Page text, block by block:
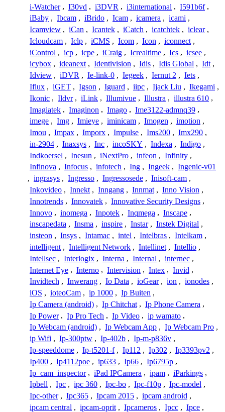
i-Watcher , I30vd , i3DVR , i3international , I591b6f ,
iBaby , Ibcam , iBrido , Icam , icamera , icami ,
Icamview , iCan , Icantek , iCatch , icatchtek , iclear ,
Icloudcam , Iclp , iCMS , Icom , Icon , iconnect ,
iControl , icp , icpe , iCraig , Icrealtime , Ics , icsee ,
icybox , ideanext , Identivision , Idis , Idis Global , Idt ,
Idview , iDVR , Ie-link-0 , Iegeek , Iernut 2 , Iets ,
Iflux , iGET , Igson , Iguard , iipc , Ijack Liu , Ikegami ,
Ikonic , Ildvr , iLink , Illumivue , Illustra , illustra 610 ,
Imagiatek , Imaginon , Imago , Ime3122-admnq39 ,
imege , Img , Imieye , iminicam , Imogen , imotion ,
Imou , Impax , Imporx , Impulse , Ims200 , Imx290 ,
in-2904 , Inaxsys , Inc , incoSKY , Indexa , Indigo ,
Indkoersel , Inesun , iNextPro , infeon , Infinity ,
Infinova , Infocus , infotech , Ing , Ingeek , Ingenic-v01
, ingrasys , Ingresso , Ingressosede , Inisoft-cam ,
Inkovideo , Innekt , Inngang , Innmat , Inno Vision ,
Innotrends , Innovatek , Innovative Security Designs ,
Innovo , inomega , Inpotek , Inqmega , Inscape ,
inscapedata , Insma , inspire , Instar , Instek Digital ,
insteon , Insys , Intamac , intel , Intelbras , Intelkam ,
intelligent , Intelligent Network , Intellinet , Intellio ,
Intellsec , Interlogix , Interna , Internal , internec ,
Internet Eye , Interno , Intervision , Intex , Invid ,
Invidtech , Inwerang , Io Data , ioGear , ion , ionodes ,
iOS , ioteoCam , ip 1000 , Ip Buiten ,
Ip Camera (android) , Ip Chitchat , Ip Phone Camera ,
Ip Power , Ip Pro Tech , Ip Video , ip wamato ,
Ip Webcam (android) , Ip Webcam App , Ip Webcam Pro ,
ip Wifi , Ip-300ptw , Ip-402b , Ip-m-p836v ,
Ip-speeddome , Ip-t5201-f , Ip112 , Ip302 , Ip3393pv2 ,
Ip400 , Ip4112poe , ip633 , Ip66 , Ip6795p ,
Ip_cam_inspector , iPad IPCamera , ipam , iParkings ,
Ipbell , Ipc , ipc 360 , Ipc-bo , Ipc-f10p , Ipc-model ,
Ipc-other , Ipc365 , Ipcam 2015 , ipcam android ,
ipcam central , ipcam-oprit , Ipcameros , Ipcc , Ipce ,